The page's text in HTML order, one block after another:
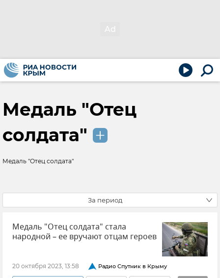
Медаль "Отец
солдата"
Медаль "Отец солдата"
За период
Медаль "Отец солдата" стала
народной – ее вручают отцам героев
20 октября 2023, 13:58 Радио Спутник в Крыму